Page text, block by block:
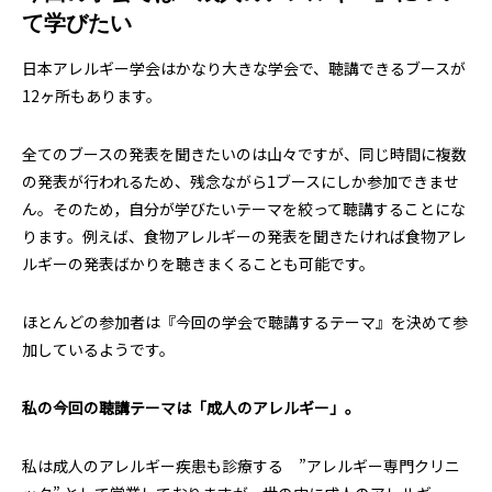
て学びたい
日本アレルギー学会はかなり大きな学会で、聴講できるブースが
12ヶ所もあります。
全てのブースの発表を聞きたいのは山々ですが、同じ時間に複数
の発表が行われるため、残念ながら1ブースにしか参加できませ
ん。そのため，自分が学びたいテーマを絞って聴講することにな
ります。例えば、食物アレルギーの発表を聞きたければ食物アレ
ルギーの発表ばかりを聴きまくることも可能です。
ほとんどの参加者は『今回の学会で聴講するテーマ』を決めて参
加しているようです。
私の今回の聴講テーマは「成人のアレルギー」。
私は成人のアレルギー疾患も診療する ”アレルギー専門クリニ